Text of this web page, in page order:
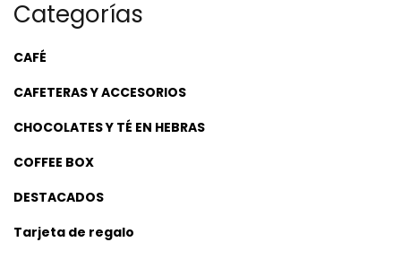
Categorías
CAFÉ
CAFETERAS Y ACCESORIOS
CHOCOLATES Y TÉ EN HEBRAS
COFFEE BOX
DESTACADOS
Tarjeta de regalo